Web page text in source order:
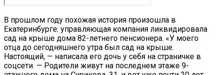
В прошлом году похожая история произошла в
Екатеринбурге: управляющая компания ликвидировала
сад на крыше дома 82-летнего пенсионера. «У моего
отца до сегодняшнего утра был сад на крыше.
Настоящий, — написала его дочь у себя на страничке в
соцсети. — Родители живут на последнем этаже 9-